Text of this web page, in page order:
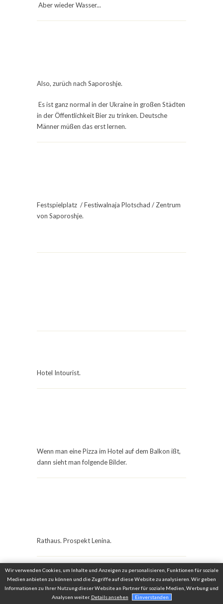
Aber wieder Wasser...
Also, zurüch nach Saporoshje.
Es ist ganz normal in der Ukraine in großen Städten
in der Öffentlichkeit Bier zu trinken. Deutsche
Männer müßen das erst lernen.
Festspielplatz / Festiwalnaja Plotschad / Zentrum
von Saporoshje.
Hotel Intourist.
Wenn man eine Pizza im Hotel auf dem Balkon ißt,
dann sieht man folgende Bilder.
Rathaus. Prospekt Lenina.
Wir verwenden Cookies, um Inhalte und Anzeigen zu personalisieren, Funktionen für soziale
Medien anbieten zu können und die Zugriffe auf diese Website zu analysieren. Wir geben
Informationen zu Ihrer Nutzung dieser Website an Partner für soziale Medien, Werbung und
Analysen weiter. Details ansehen Einverstanden